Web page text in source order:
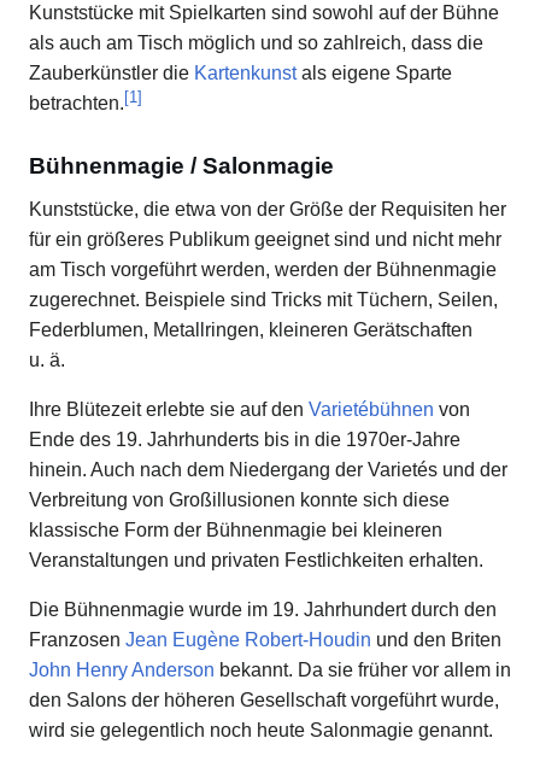
Kunststücke mit Spielkarten sind sowohl auf der Bühne
als auch am Tisch möglich und so zahlreich, dass die
Zauberkünstler die Kartenkunstals eigene Sparte
betrachten.[1]
Bühnenmagie / Salonmagie
Kunststücke, die etwa von der Größe der Requisiten her
für ein größeres Publikum geeignet sind und nicht mehr
am Tisch vorgeführt werden, werden der Bühnenmagie
zugerechnet. Beispiele sind Tricks mit Tüchern, Seilen,
Federblumen, Metallringen, kleineren Gerätschaften
u. ä.
Ihre Blütezeit erlebte sie auf den Varietébühnen von
Ende des 19. Jahrhunderts bis in die 1970er-Jahre
hinein. Auch nach dem Niedergang der Varietés und der
Verbreitung von Großillusionen konnte sich diese
klassische Form der Bühnenmagie bei kleineren
Veranstaltungen und privaten Festlichkeiten erhalten.
Die Bühnenmagie wurde im 19. Jahrhundert durch den
Franzosen Jean Eugène Robert-Houdin und den Briten
John Henry Anderson bekannt. Da sie früher vor allem in
den Salons der höheren Gesellschaft vorgeführt wurde,
wird sie gelegentlich noch heute Salonmagie genannt.